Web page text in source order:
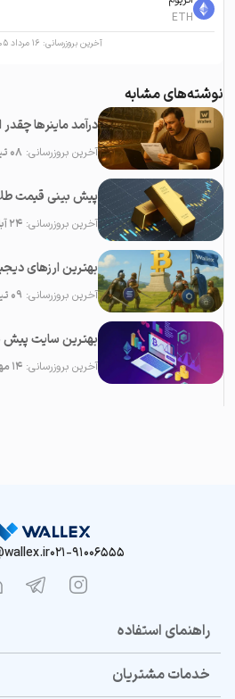
ETH
آخرین بروزرسانی: ۱۶ مرداد ۱۴۰۵ ۱۰:۴۶
نوشته‌های مشابه
آخرین بروزرسانی:۰۸ تیر ۱۴۰۵
آخرین بروزرسانی:۲۴ آبان ۱۴۰۴
بهترین ارزهای
آخرین بروزرسانی:۰۹ تیر ۱۴۰۵
آخرین بروزرسانی:۱۴ مهر ۱۴۰۴
021-91006555
راهنمای استفاده
خدمات مشتریان